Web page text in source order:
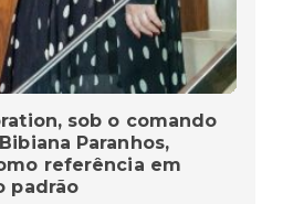
sob o comando
Paranhos,
referência em
padrão